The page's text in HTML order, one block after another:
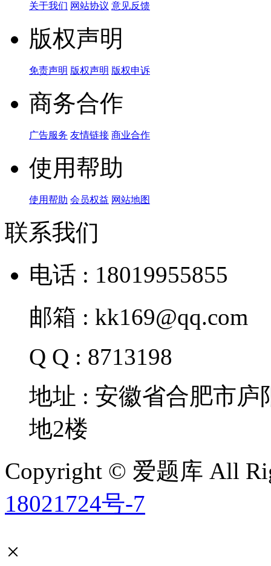
关于我们 网站协议 意见反馈
版权声明
免责声明 版权声明 版权申诉
商务合作
广告服务 友情链接 商业合作
使用帮助
使用帮助 会员权益 网站地图
联系我们
电话 : 18019955855
邮箱 : kk169@qq.com
Q Q : 8713198
地址 : 安徽省合肥市
地2楼
Copyright © 爱题库 All
18021724号-7
×